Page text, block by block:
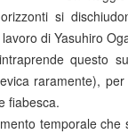
si
di Yasuhiro
questo
raramente),
fiabesca.
temporale